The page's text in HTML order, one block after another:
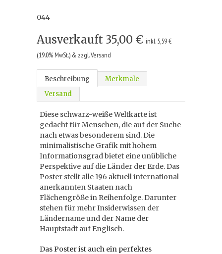
044
Ausverkauft 35,00 € inkl. 5,59 €
(19.0% MwSt.) & zzgl. Versand
Beschreibung
Merkmale
Versand
Diese schwarz-weiße Weltkarte ist
gedacht für Menschen, die auf der Suche
nach etwas besonderem sind. Die
minimalistische Grafik mit hohem
Informationsgrad bietet eine unübliche
Perspektive auf die Länder der Erde. Das
Poster stellt alle 196 aktuell international
anerkannten Staaten nach
Flächengröße in Reihenfolge. Darunter
stehen für mehr Insiderwissen der
Ländername und der Name der
Hauptstadt auf Englisch.
Das Poster ist auch ein perfektes